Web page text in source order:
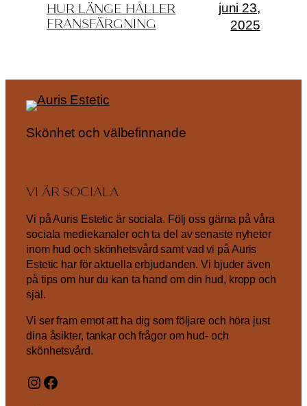
HUR LÄNGE HÅLLER
FRANSFÄRGNING
juni 23,
2025
Skönhet och välbefinnande
VI ÄR SOCIALA
Vi på Auris Estetic är sociala. Följ oss gärna på våra
sociala mediekanaler och ta del av senaste nyheter
inom hud och skönhetsvård samt vad vi på Auris
Estetic har för aktuella erbjudanden. Vi bjuder även
på tips om hur du kan ta hand om din hud, kropp och
själ.
Vi ser fram emot att ha dig som följare och höra just
dina åsikter, tankar och frågor om hud- och
skönhetsvård.
Instagram
Facebook